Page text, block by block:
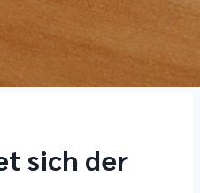
sich der